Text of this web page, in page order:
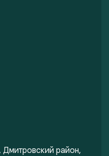
Дмитровский район,